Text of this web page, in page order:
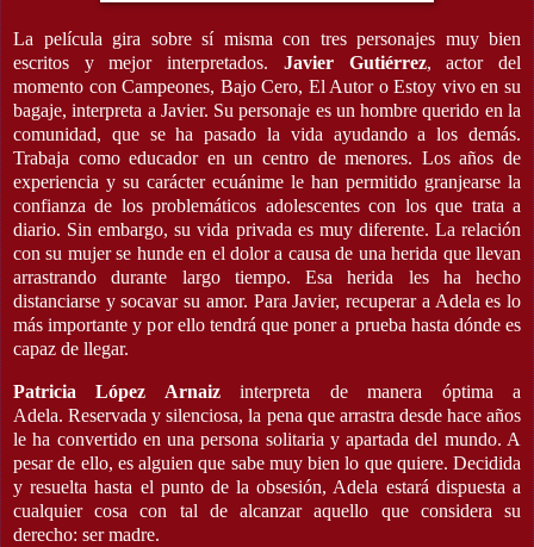
La película gira sobre sí misma con tres personajes muy bien
escritos y mejor interpretados. Javier Gutiérrez, actor del
momento con Campeones, Bajo Cero, El Autor o Estoy vivo en su
bagaje, interpreta a Javier. Su personaje es un hombre querido en la
comunidad, que se ha pasado la vida ayudando a los demás.
Trabaja como educador en un centro de menores. Los años de
experiencia y su carácter ecuánime le han permitido granjearse la
confianza de los problemáticos adolescentes con los que trata a
diario. Sin embargo, su vida privada es muy diferente. La relación
con su mujer se hunde en el dolor a causa de una herida que llevan
arrastrando durante largo tiempo. Esa herida les ha hecho
distanciarse y socavar su amor. Para Javier, recuperar a Adela es lo
más importante y por ello tendrá que poner a prueba hasta dónde es
capaz de llegar.
Patricia López Arnaizinterpreta de manera óptima a
Adela. Reservada y silenciosa, la pena que arrastra desde hace años
le ha convertido en una persona solitaria y apartada del mundo. A
pesar de ello, es alguien que sabe muy bien lo que quiere. Decidida
y resuelta hasta el punto de la obsesión, Adela estará dispuesta a
cualquier cosa con tal de alcanzar aquello que considera su
derecho: ser madre.